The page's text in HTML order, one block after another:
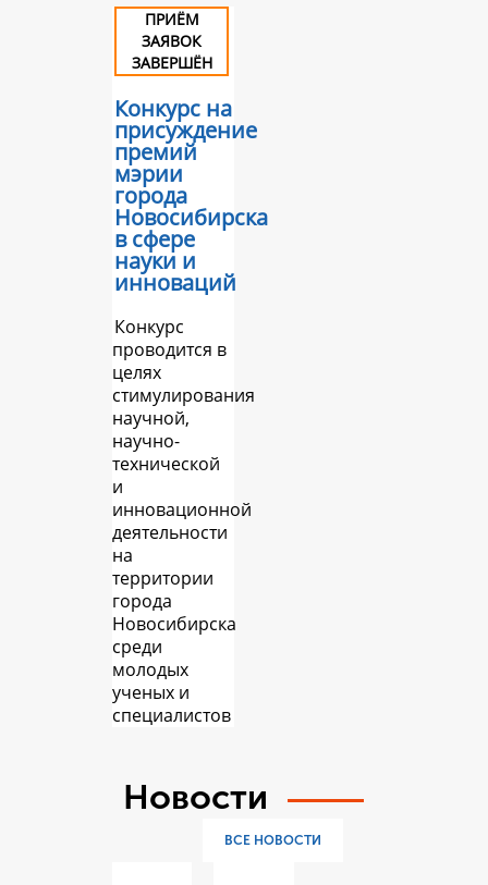
ПРИЁМ
ЗАЯВОК
ЗАВЕРШЁН
Конкурс на
присуждение
премий
мэрии
города
Новосибирска
в сфере
науки и
инноваций
Конкурс
проводится в
целях
стимулирования
научной,
научно-
технической
и
инновационной
деятельности
на
территории
города
Новосибирска
среди
молодых
ученых и
специалистов
Новости
ВСЕ НОВОСТИ